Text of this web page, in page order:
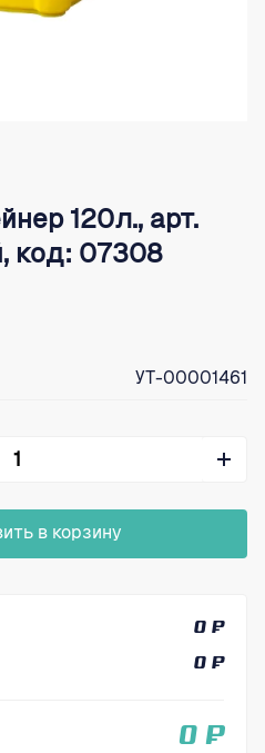
120л., арт.
код: 07308
УТ-00001461
в корзину
0 ₽
0 ₽
0 ₽